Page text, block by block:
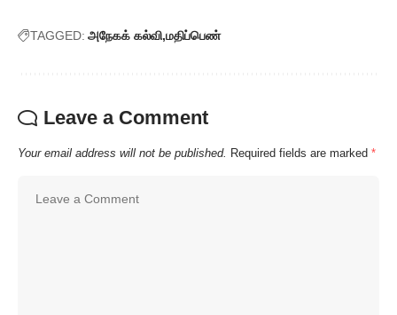
TAGGED: அநேகக் கல்வி மதிப்பெண்
Leave a Comment
Your email address will not be published. Required fields are marked *